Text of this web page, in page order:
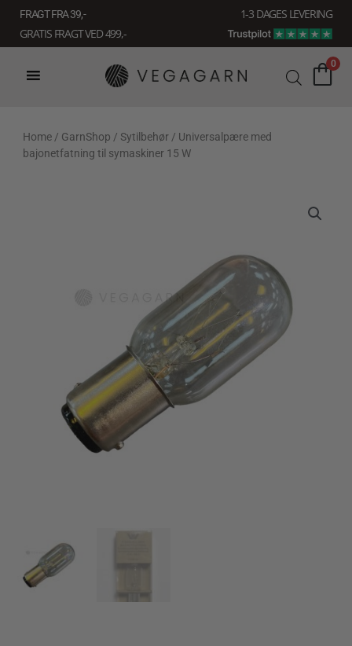
indholdet
FRAGT FRA 39, -
1-3 DAGES LEVERING
GRATIS FRAGT VED 499,-
0
Home / GarnShop / Sytilbehør / Universalpære med
bajonetfatning til symaskiner 15 W